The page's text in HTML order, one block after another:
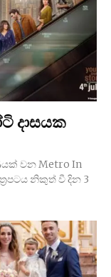
දාසයක
වන Metro In
නිකුත් වී දින 3